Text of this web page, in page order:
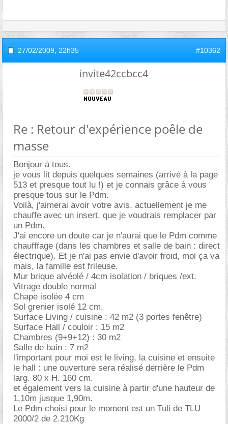
27/02/2009, 22h35 #10362
invite42ccbcc4
Re : Retour d'expérience poêle de
masse
Bonjour à tous.
je vous lit depuis quelques semaines (arrivé à la page
513 et presque tout lu !) et je connais grâce à vous
presque tous sur le Pdm.
Voilà, j'aimerai avoir votre avis. actuellement je me
chauffe avec un insert, que je voudrais remplacer par
un Pdm.
J'ai encore un doute car je n'aurai que le Pdm comme
chaufffage (dans les chambres et salle de bain : direct
électrique). Et je n'ai pas envie d'avoir froid, moi ça va
mais, la famille est frileuse.
Mur brique alvéolé / 4cm isolation / briques /ext.
Vitrage double normal
Chape isolée 4 cm
Sol grenier isolé 12 cm.
Surface Living / cuisine : 42 m2 (3 portes fenêtre)
Surface Hall / couloir : 15 m2
Chambres (9+9+12) : 30 m2
Salle de bain : 7 m2
l'important pour moi est le living, la cuisine et ensuite
le hall : une ouverture sera réalisé derrière le Pdm
larg. 80 x H. 160 cm.
et également vers la cuisine à partir d'une hauteur de
1,10m jusque 1,90m.
Le Pdm choisi pour le moment est un Tuli de TLU
2000/2 de 2.210Kg